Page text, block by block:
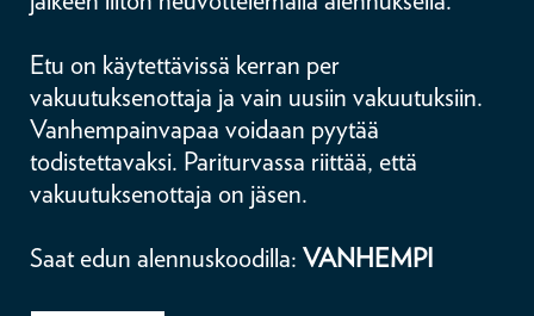
Etu on käytettävissä kerran per
vakuutuksenottaja ja vain uusiin vakuutuksiin.
Vanhempainvapaa voidaan pyytää
todistettavaksi. Pariturvassa riittää, että
vakuutuksenottaja on jäsen.
Saat edun alennuskoodilla: VANHEMPI